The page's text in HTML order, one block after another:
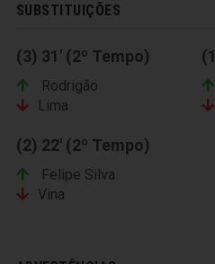
SUBSTITUIÇÕES
(3) 31' (2º Tempo)
Rodrigão
Lima
(2) 22' (2º Tempo)
Felipe Silva
Vina